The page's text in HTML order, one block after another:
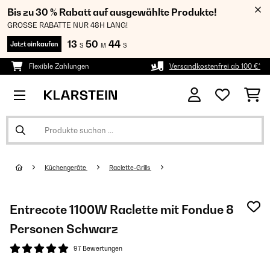
Bis zu 30 % Rabatt auf ausgewählte Produkte!
GROSSE RABATTE NUR 48H LANG!
Jetzt einkaufen 13 S 50 M 44 S
Flexible Zahlungen Versandkostenfrei ab 100 €*
Küchengeräte Raclette-Grills
Entrecote 1100W Raclette mit Fondue 8
Personen Schwarz
97 Bewertungen